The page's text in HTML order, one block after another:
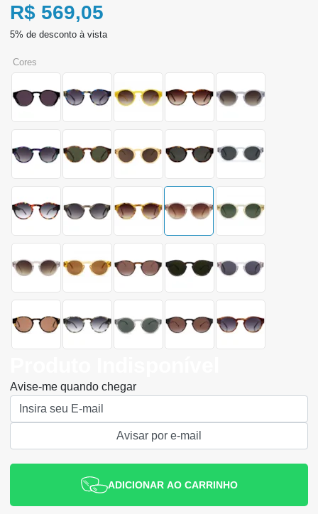
R$ 569,05
cores
Avise-me quando chegar
ADICIONAR AO CARRINHO